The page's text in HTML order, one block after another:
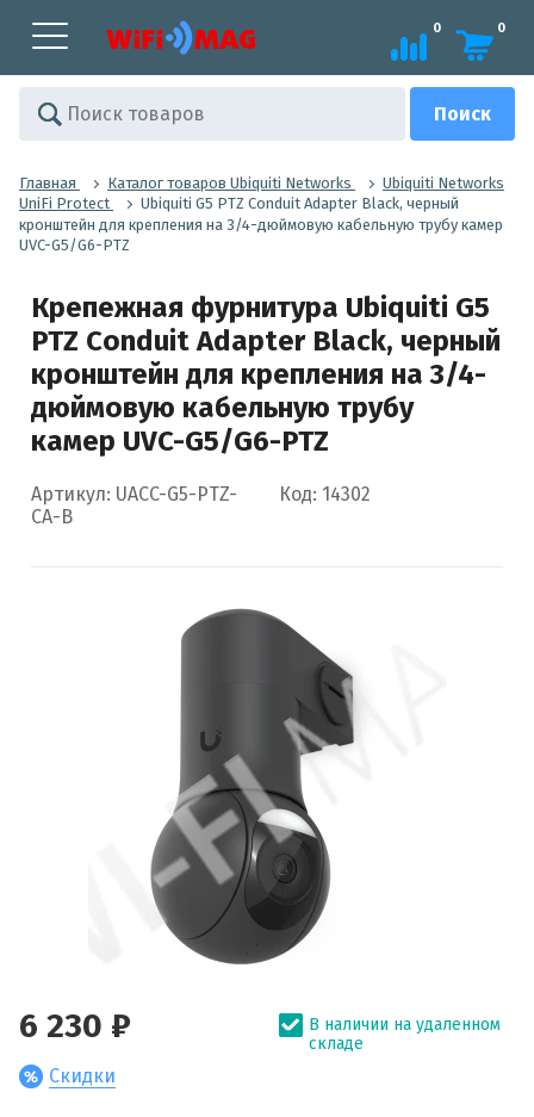
0 0
Главная Каталог товаров Ubiquiti Networks
Ubiquiti Networks
UniFi Protect
Ubiquiti G5 PTZ Conduit Adapter Black, черный
кронштейн для крепления на 3/4-дюймовую кабельную трубу камер
UVC-G5/G6-PTZ
Крепежная фурнитура Ubiquiti G5
PTZ Conduit Adapter Black, черный
кронштейн для крепления на 3/4-
дюймовую кабельную трубу
камер UVC-G5/G6-PTZ
Артикул: UACC-G5-PTZ-
CA-B
Код: 14302
6 230 ₽
Скидки
В наличии на удаленном
складе